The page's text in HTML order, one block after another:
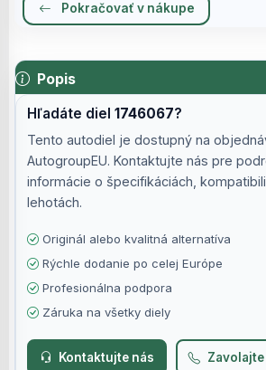
Pokračovať v nákupe
Popis
Hľadáte diel1746067?
Tento autodiel je dostupný na
AutogroupEU. Kontaktujte nás pre
informácie o špecifikáciách,
lehotách.
Originál alebo kvalitná alternatíva
Rýchle dodanie po celej Európe
Profesionálna podpora
Záruka na všetky diely
Kontaktujte nás